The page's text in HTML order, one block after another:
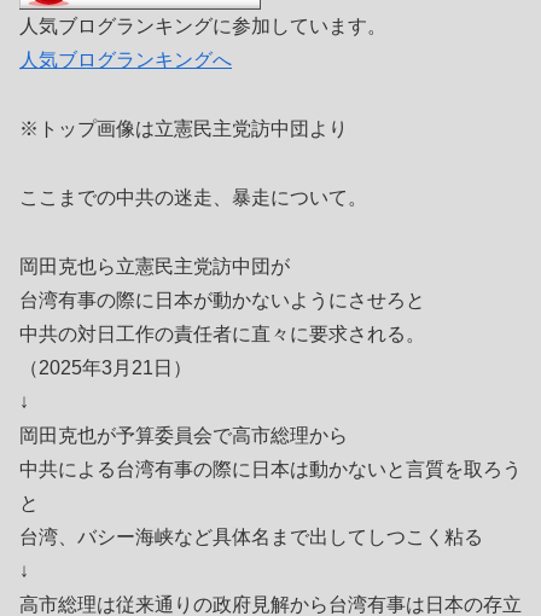
人気ブログランキングに参加しています。
人気ブログランキングへ
※トップ画像は立憲民主党訪中団より
ここまでの中共の迷走、暴走について。
岡田克也ら立憲民主党訪中団が
台湾有事の際に日本が動かないようにさせろと
中共の対日工作の責任者に直々に要求される。
（2025年3月21日）
↓
岡田克也が予算委員会で高市総理から
中共による台湾有事の際に日本は動かないと言質を取ろう
と
台湾、バシー海峡など具体名まで出してしつこく粘る
↓
高市総理は従来通りの政府見解から台湾有事は日本の存立